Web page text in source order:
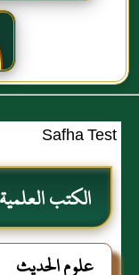
Safha Test
الكتب العلمية
علوم الحديث